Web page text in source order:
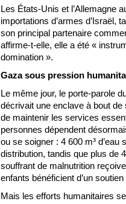
Les États-Unis et l’Allemagne
importations d’armes d’Israël,
son principal partenaire
affirme-t-elle, elle a été «
domination ».
Gaza sous pression
Le même jour, le porte-parole
décrivait une enclave à bout
de maintenir les services
personnes dépendent
ou se soigner : 4 600 m³
distribution, tandis que plus de
souffrant de malnutrition
enfants bénéficient d’un
Mais les efforts humanitaires